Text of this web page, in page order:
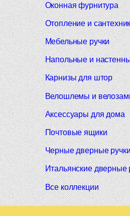
Оконная фурнитура
Отопление и
Мебельные ручки
Напольные и
Карнизы для штор
Велошлемы и
Аксессуары для дома
Почтовые ящики
Черные дверные
Итальянские дверные
Все коллекции